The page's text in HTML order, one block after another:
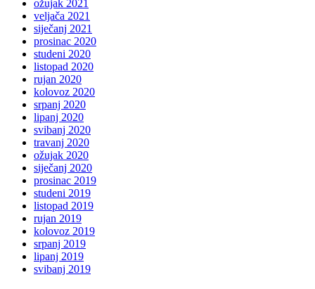
ožujak 2021
veljača 2021
siječanj 2021
prosinac 2020
studeni 2020
listopad 2020
rujan 2020
kolovoz 2020
srpanj 2020
lipanj 2020
svibanj 2020
travanj 2020
ožujak 2020
siječanj 2020
prosinac 2019
studeni 2019
listopad 2019
rujan 2019
kolovoz 2019
srpanj 2019
lipanj 2019
svibanj 2019